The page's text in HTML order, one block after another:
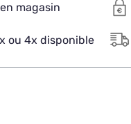
magasin
ou 4x disponible